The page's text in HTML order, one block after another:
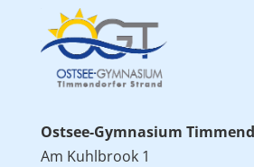
Ostsee-Gymnasium
Am Kuhlbrook 1